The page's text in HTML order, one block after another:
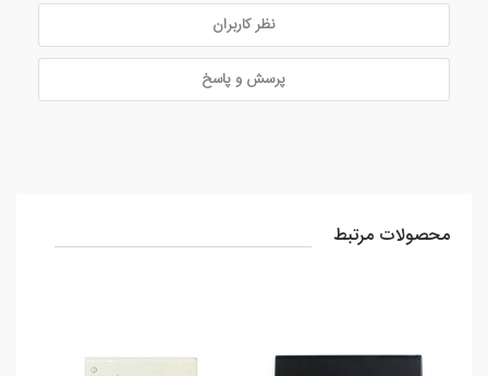
نظر کاربران
پرسش و پاسخ
محصولات مرتبط